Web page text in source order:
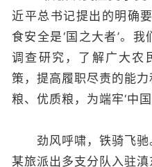
近平总书记提出的明确
食安全是‘国之大者’。
调查研究，了解广大农
策，提高履职尽责的能
粮、优质粮，为端牢‘中
劲风呼啸，铁骑飞驰
某旅派出多支分队入驻